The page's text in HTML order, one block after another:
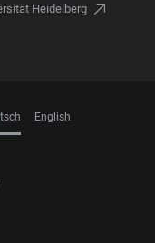
Heidelberg
English